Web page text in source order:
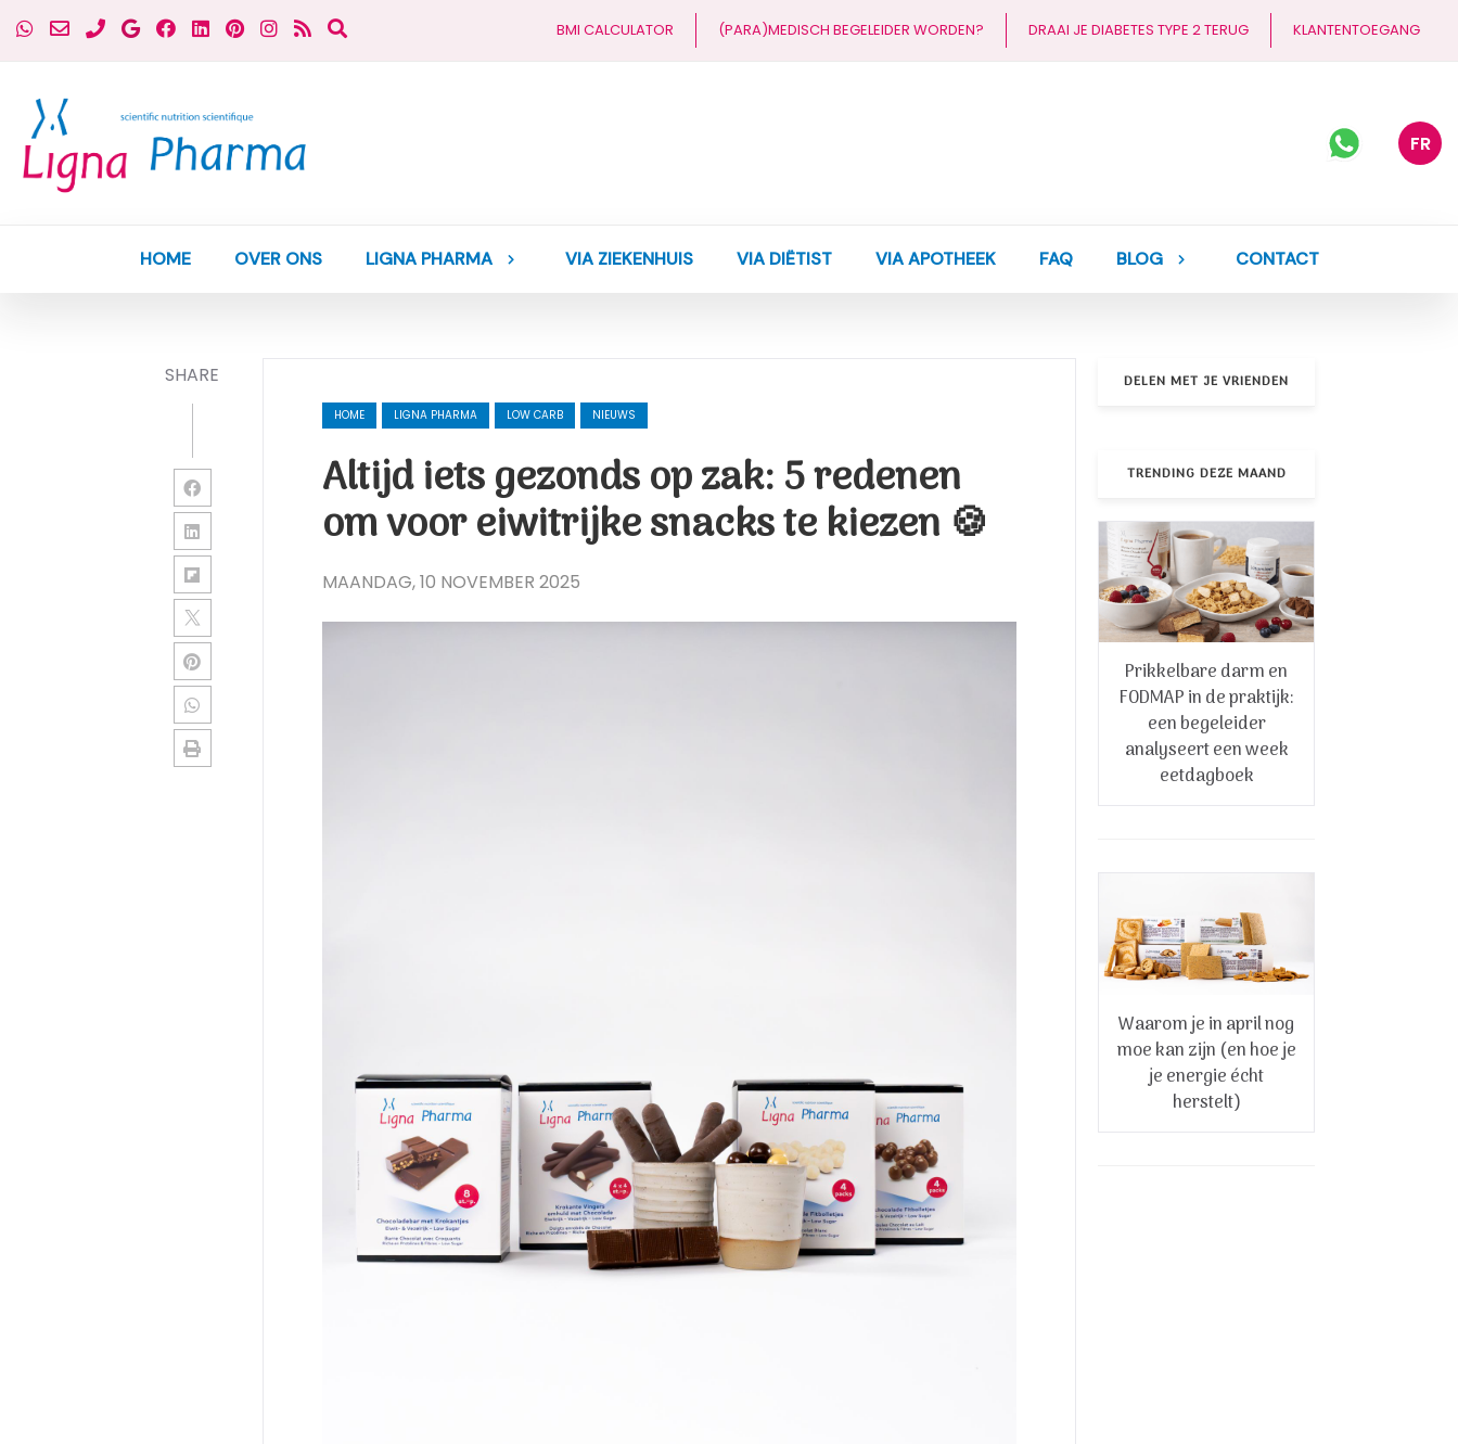
BMI CALCULATOR (PARA)MEDISCH BEGELEIDER WORDEN? DRAAI JE DIABETES TYPE 2 TERUG KLANTENTOEGANG
FR
HOME OVER ONS LIGNA PHARMA VIA ZIEKENHUIS VIA DIËTIST VIA APOTHEEK FAQ BLOG CONTACT
SHARE
HOME LIGNA PHARMA LOW CARB NIEUWS
Altijd iets gezonds op zak: 5 redenen
om voor eiwitrijke snacks te kiezen 🍪
MAANDAG, 10 NOVEMBER 2025
DELEN MET JE VRIENDEN
TRENDING DEZE MAAND
Prikkelbare darm en
FODMAP in de praktijk:
een begeleider
analyseert een week
eetdagboek
Waarom je in april nog
moe kan zijn (en hoe je
je energie écht
herstelt)